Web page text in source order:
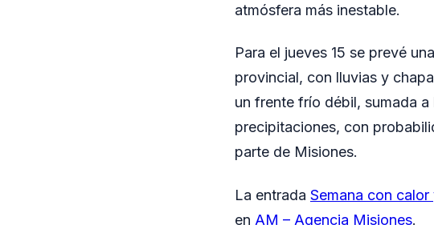
atmósfera más inestable.
Para el jueves 15 se prevé
provincial, con lluvias y
un frente frío débil, sumada
precipitaciones, con
parte de Misiones.
La entrada Semana con
en AM – Agencia Misiones.